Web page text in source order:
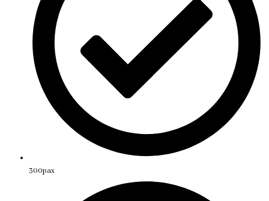
300pax